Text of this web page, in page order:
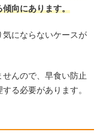
向にあります。
にならないケースが
んので、早食い防止
る必要があります。